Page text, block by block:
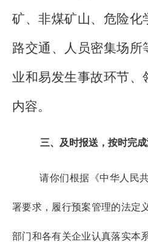
矿、非煤矿山、危险化
路交通、人员密集场所
业和易发生事故环节、
内容。
三、及时报送，按时完
请你们根据《中华人民
署要求，履行预案管理的法定
部门和各有关企业认真落实本